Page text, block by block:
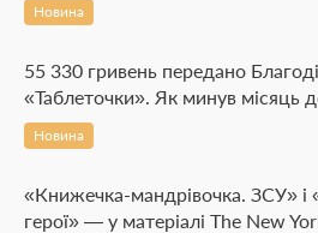
Новина
55 330 гривень передано
«Таблеточки». Як минув місяць
Новина
«Книжечка-мандрівочка. ЗСУ» і
герої» — у матеріалі The New